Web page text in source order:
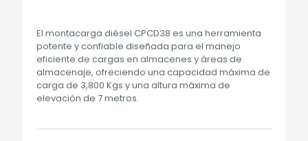
El montacarga diésel CPCD38 es una herramienta
potente y confiable diseñada para el manejo
eficiente de cargas en almacenes y áreas de
almacenaje, ofreciendo una capacidad máxima de
carga de 3,800 Kgs y una altura máxima de
elevación de 7 metros.